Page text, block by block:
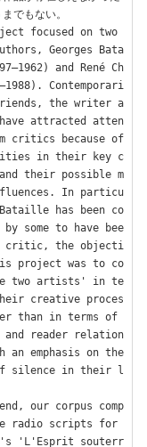
でもない。
focused on two
Georges Bata
and René Ch
Contemporari
the writer a
attracted atten
critics because of
in their key c
their possible m
In particu
has been co
by some to have bee
critic, the objecti
project was to co
two artists' in te
creative proces
than in terms of
reader relation
an emphasis on the
silence in their l
our corpus comp
radio scripts for
'L'Esprit souterr